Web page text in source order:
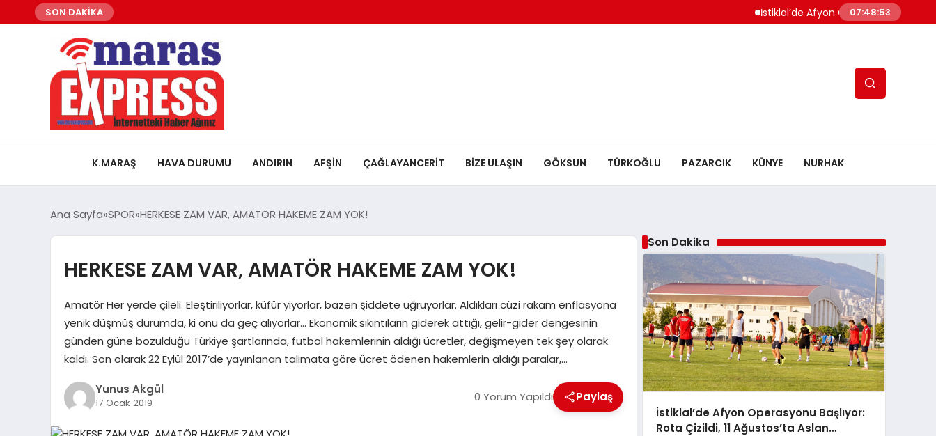
SON DAKİKA İstiklal’de Afyon Operasyonu Başlıyor:
07:48:54
K.MARAŞ HAVA DURUMU ANDIRIN AFŞİN ÇAĞLAYANCERİT BİZE ULAŞIN GÖKSUN TÜRKOĞLU PAZARCIK KÜNYE NURHAK
Ana Sayfa SPOR HERKESE ZAM VAR, AMATÖR HAKEME ZAM YOK!
HERKESE ZAM VAR, AMATÖR HAKEME ZAM YOK!
Amatör Her yerde çileli. Eleştiriliyorlar, küfür yiyorlar, bazen şiddete uğruyorlar. Aldıkları cüzi rakam enflasyona
yenik düşmüş durumda, ki onu da geç alıyorlar… Ekonomik sıkıntıların giderek attığı, gelir-gider dengesinin
günden güne bozulduğu Türkiye şartlarında, futbol hakemlerinin aldığı ücretler, değişmeyen tek şey olarak
kaldı. Son olarak 22 Eylül 2017’de yayınlanan talimata göre ücret ödenen hakemlerin aldığı paralar,…
Yunus Akgül
17 Ocak 2019 0 Yorum Yapıldı Paylaş
Son Dakika
İstiklal’de Afyon Operasyonu Başlıyor:
Rota Çizildi, 11 Ağustos’ta Aslan